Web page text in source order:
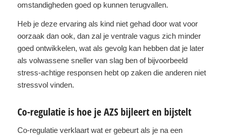
omstandigheden goed op kunnen terugvallen.
Heb je deze ervaring als kind niet gehad door wat voor
oorzaak dan ook, dan zal je ventrale vagus zich minder
goed ontwikkelen, wat als gevolg kan hebben dat je later
als volwassene sneller van slag ben of bijvoorbeeld
stress-achtige responsen hebt op zaken die anderen niet
stressvol vinden.
Co-regulatie is hoe je AZS bijleert en bijstelt
Co-regulatie verklaart wat er gebeurt als je na een